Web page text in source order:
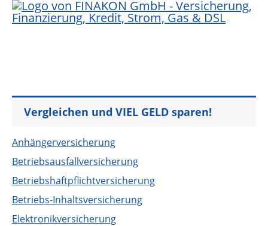
Vergleichen und VIEL GELD sparen!
Anhängerversicherung
Betriebsausfallversicherung
Betriebshaftpflichtversicherung
Betriebs-Inhaltsversicherung
Elektronikversicherung